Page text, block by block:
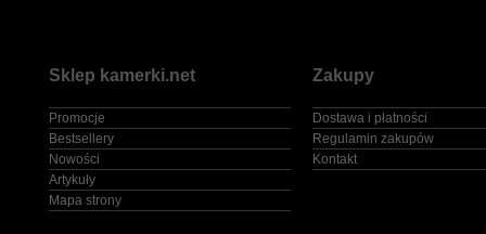
Sklep kamerki.net
Promocje
Bestsellery
Nowości
Artykuły
Mapa strony
Zakupy
Dostawa i płatności
Regulamin zakupów
Kontakt